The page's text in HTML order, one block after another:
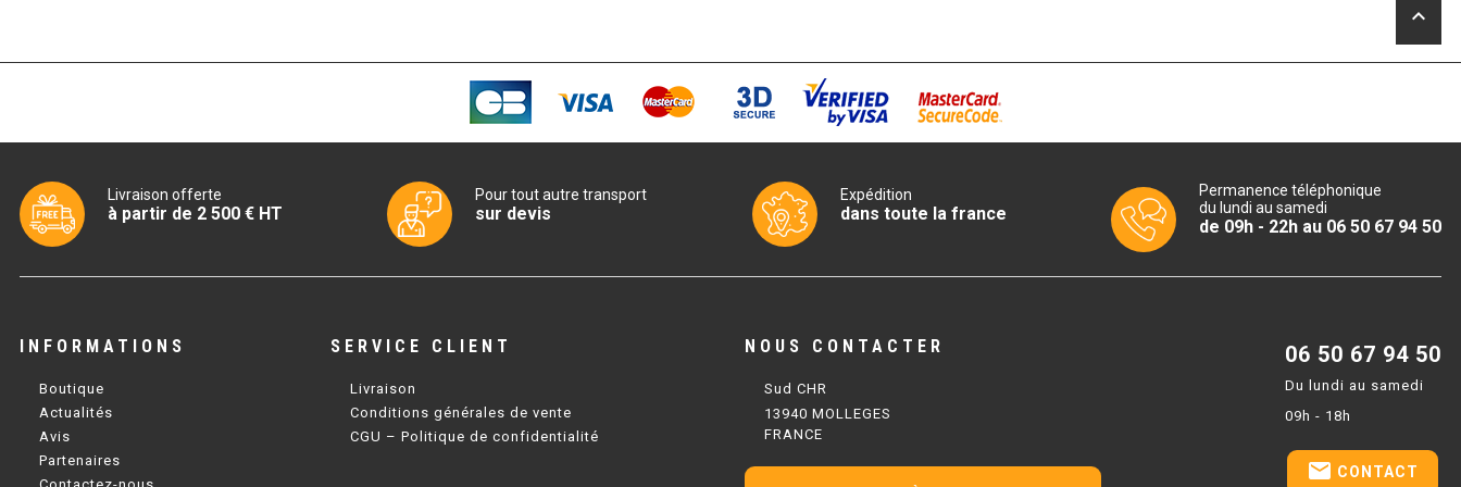
keyboard_arrow_up
Livraison offerte
à partir de 2 500 € HT
Pour tout autre transport
sur devis
Expédition
dans toute la france
Permanence téléphonique
du lundi au samedi
de 09h - 22h au 06 50 67 94 50
INFORMATIONS
Boutique
Actualités
Avis
Partenaires
SERVICE CLIENT
Livraison
Conditions générales de vente
CGU – Politique de confidentialité
NOUS CONTACTER
Sud CHR
13940 MOLLEGES
FRANCE
06 50 67 94 50
Du lundi au samedi
09h - 18h
email CONTACT